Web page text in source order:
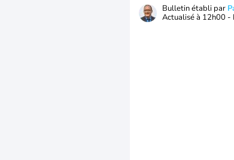
Bulletin établi par
Actualisé à 12h00 -